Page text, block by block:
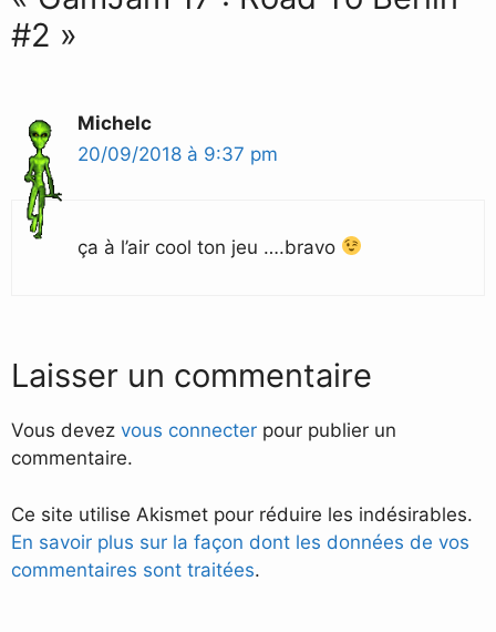
#2 »
Michelc
20/09/2018 à 9:37 pm
ça à l’air cool ton jeu ….bravo
Laisser un commentaire
Vous devez vous connecter pour publier un
commentaire.
Ce site utilise Akismet pour réduire les indésirables.
En savoir plus sur la façon dont les données de vos
commentaires sont traitées.